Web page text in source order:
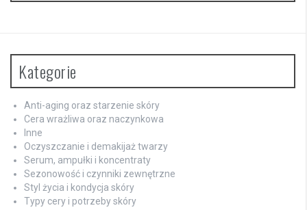
Kategorie
Anti-aging oraz starzenie skóry
Cera wrażliwa oraz naczynkowa
Inne
Oczyszczanie i demakijaż twarzy
Serum, ampułki i koncentraty
Sezonowość i czynniki zewnętrzne
Styl życia i kondycja skóry
Typy cery i potrzeby skóry